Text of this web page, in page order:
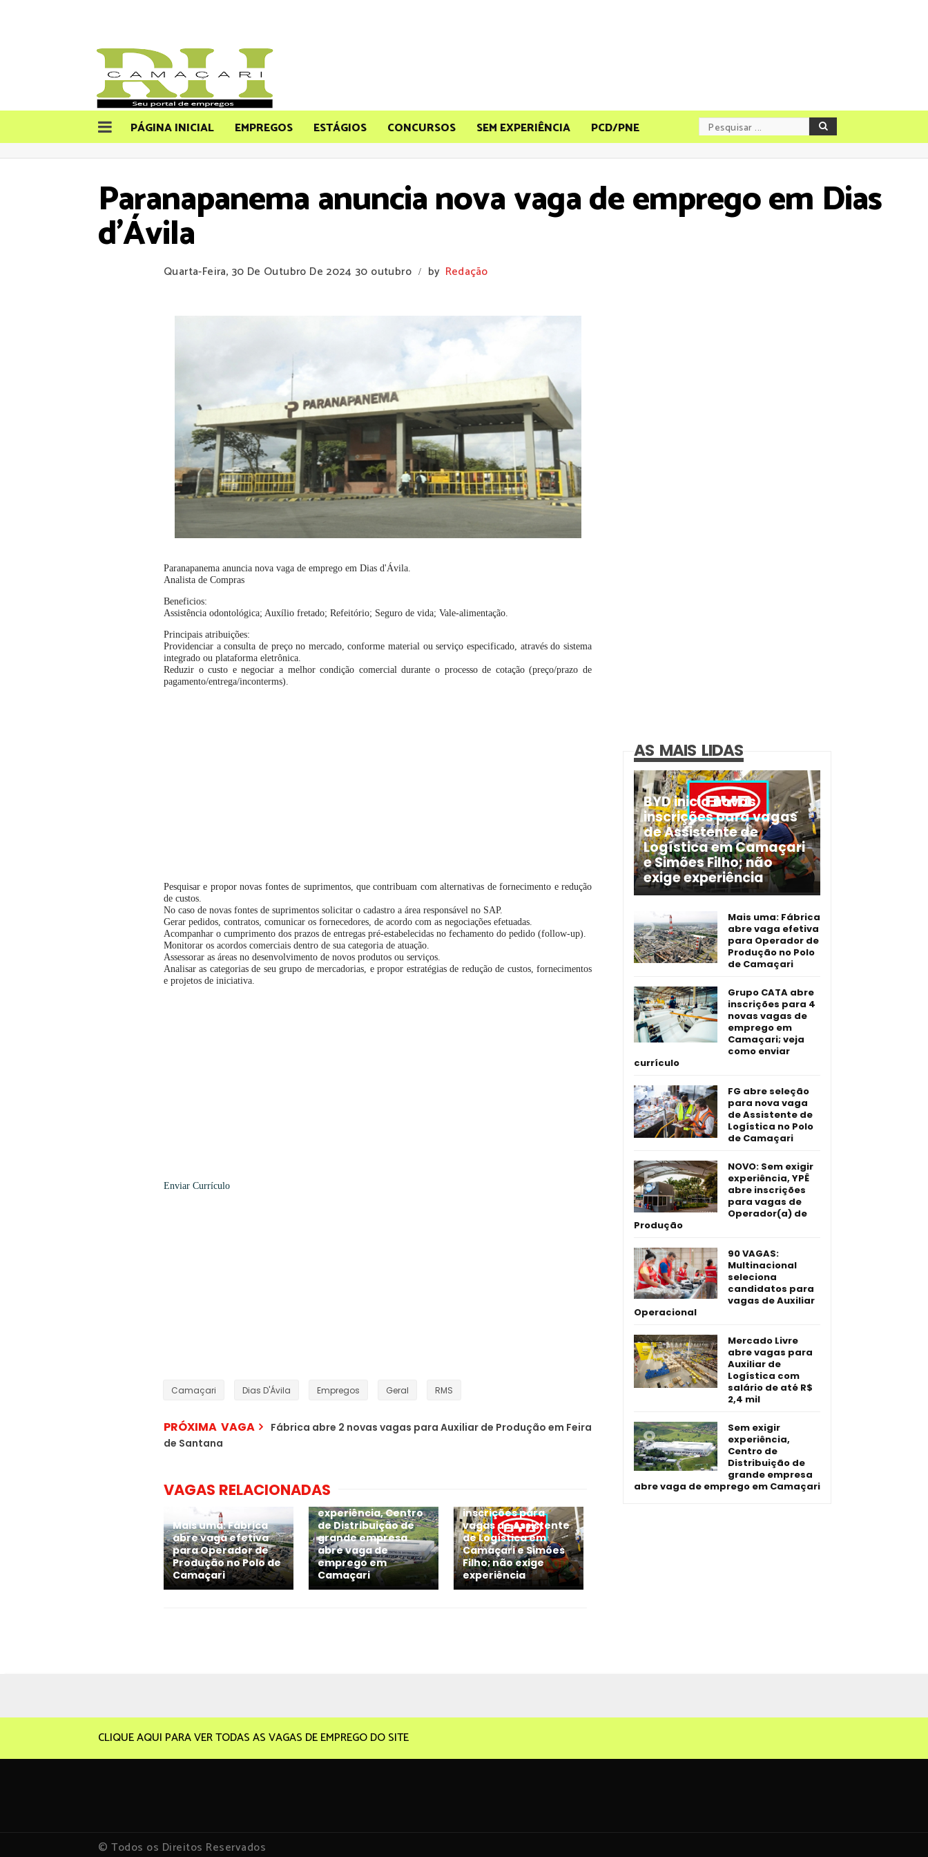
PÁGINA INICIAL EMPREGOS ESTÁGIOS CONCURSOS SEM EXPERIÊNCIA PCD/PNE
Paranapanema anuncia nova vaga de emprego em Dias
d'Ávila
Quarta-Feira, 30 De Outubro De 2024 30 outubro / by Redação
Paranapanema anuncia nova vaga de emprego em Dias d'Ávila.
Analista de Compras
Beneficios:
Assistência odontológica; Auxílio fretado; Refeitório; Seguro de vida; Vale-alimentação.
Principais atribuições:
Providenciar a consulta de preço no mercado, conforme material ou serviço especificado, através do sistema
integrado ou plataforma eletrônica.
Reduzir o custo e negociar a melhor condição comercial durante o processo de cotação (preço/prazo de
pagamento/entrega/inconterms).
Pesquisar e propor novas fontes de suprimentos, que contribuam com alternativas de fornecimento e redução
de custos.
No caso de novas fontes de suprimentos solicitar o cadastro a área responsável no SAP.
Gerar pedidos, contratos, comunicar os fornecedores, de acordo com as negociações efetuadas.
Acompanhar o cumprimento dos prazos de entregas pré-estabelecidas no fechamento do pedido (follow-up).
Monitorar os acordos comerciais dentro de sua categoria de atuação.
Assessorar as áreas no desenvolvimento de novos produtos ou serviços.
Analisar as categorias de seu grupo de mercadorias, e propor estratégias de redução de custos, fornecimentos
e projetos de iniciativa.
Enviar Currículo
Camaçari Dias D'Ávila Empregos Geral RMS
PRÓXIMA VAGA
Fábrica abre 2 novas vagas para Auxiliar de Produção em Feira
de Santana
VAGAS RELACIONADAS
Mais uma: Fábrica
abre vaga efetiva
para Operador de
Produção no Polo de
Camaçari
experiência, Centro
de Distribuição de
grande empresa
abre vaga de
emprego em
Camaçari
inscrições para
vagas de Assistente
de Logística em
Camaçari e Simões
Filho; não exige
experiência
AS MAIS LIDAS
BYD inicia novas
inscrições para vagas
de Assistente de
Logística em Camaçari
e Simões Filho; não
exige experiência
Mais uma: Fábrica
abre vaga efetiva
para Operador de
Produção no Polo
de Camaçari
Grupo CATA abre
inscrições para 4
novas vagas de
emprego em
Camaçari; veja
como enviar
currículo
FG abre seleção
para nova vaga
de Assistente de
Logística no Polo
de Camaçari
NOVO: Sem exigir
experiência, YPÊ
abre inscrições
para vagas de
Operador(a) de
Produção
90 VAGAS:
Multinacional
seleciona
candidatos para
vagas de Auxiliar
Operacional
Mercado Livre
abre vagas para
Auxiliar de
Logística com
salário de até R$
2,4 mil
Sem exigir
experiência,
Centro de
Distribuição de
grande empresa
abre vaga de emprego em Camaçari
CLIQUE AQUI PARA VER TODAS AS VAGAS DE EMPREGO DO SITE
© Todos os Direitos Reservados